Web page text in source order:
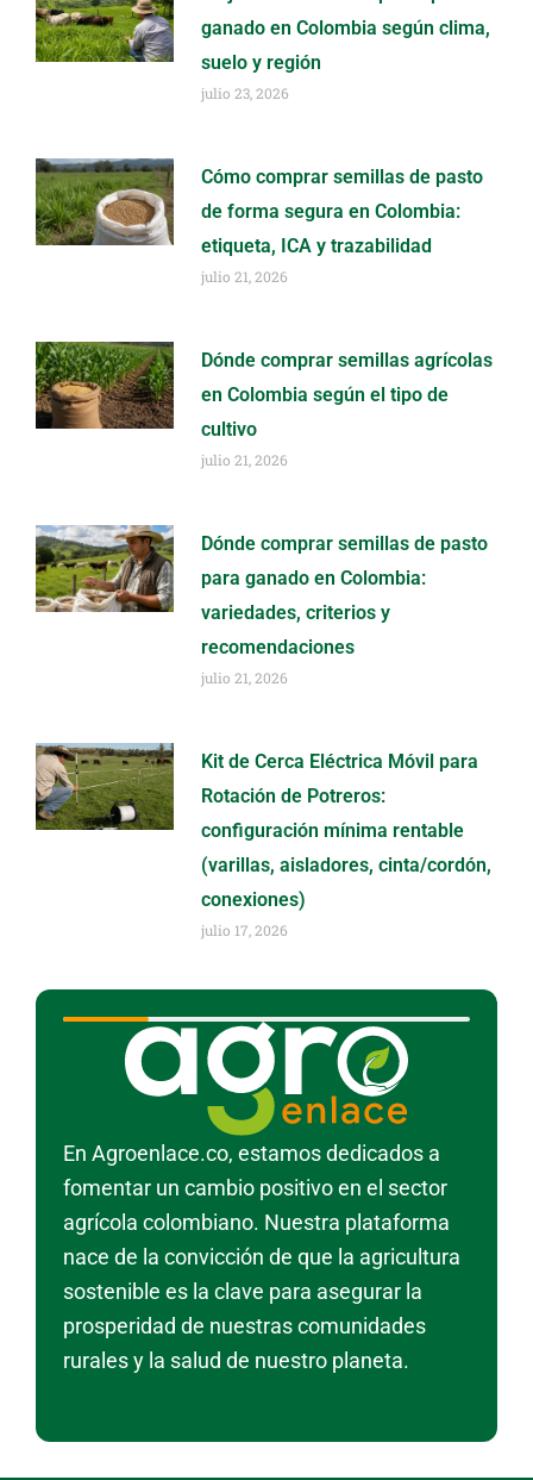
ganado en Colombia según clima,
suelo y región
julio 23, 2026
Cómo comprar semillas de pasto
de forma segura en Colombia:
etiqueta, ICA y trazabilidad
julio 21, 2026
Dónde comprar semillas agrícolas
en Colombia según el tipo de
cultivo
julio 21, 2026
Dónde comprar semillas de pasto
para ganado en Colombia:
variedades, criterios y
recomendaciones
julio 21, 2026
Kit de Cerca Eléctrica Móvil para
Rotación de Potreros:
configuración mínima rentable
(varillas, aisladores, cinta/cordón,
conexiones)
julio 17, 2026
En Agroenlace.co, estamos dedicados a
fomentar un cambio positivo en el sector
agrícola colombiano. Nuestra plataforma
nace de la convicción de que la agricultura
sostenible es la clave para asegurar la
prosperidad de nuestras comunidades
rurales y la salud de nuestro planeta.